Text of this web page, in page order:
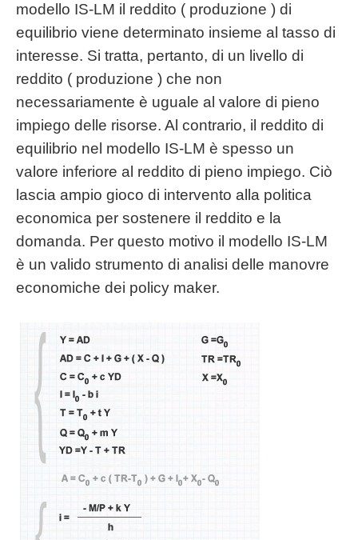
modello IS-LM il reddito ( produzione ) di
equilibrio viene determinato insieme al tasso di
interesse. Si tratta, pertanto, di un livello di
reddito ( produzione ) che non
necessariamente è uguale al valore di pieno
impiego delle risorse. Al contrario, il reddito di
equilibrio nel modello IS-LM è spesso un
valore inferiore al reddito di pieno impiego. Ciò
lascia ampio gioco di intervento alla politica
economica per sostenere il reddito e la
domanda. Per questo motivo il modello IS-LM
è un valido strumento di analisi delle manovre
economiche dei policy maker.